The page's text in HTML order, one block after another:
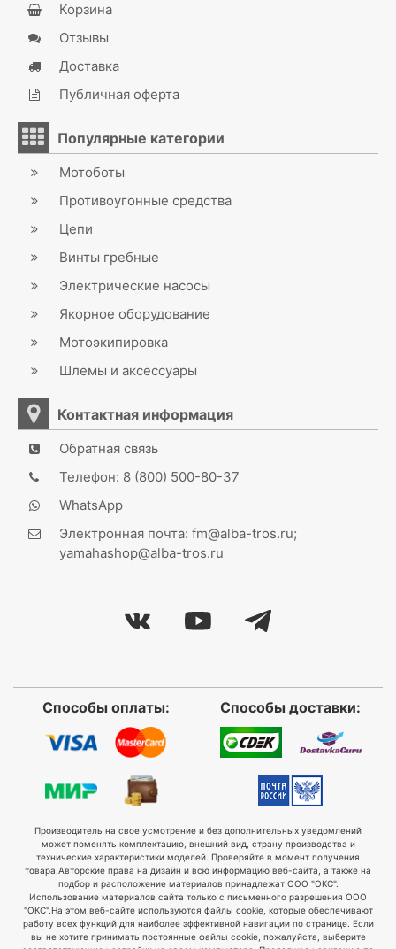
Корзина
Отзывы
Доставка
Публичная оферта
Популярные категории
Мотоботы
Противоугонные средства
Цепи
Винты гребные
Электрические насосы
Якорное оборудование
Мотоэкипировка
Шлемы и аксессуары
Контактная информация
Обратная связь
Телефон: 8 (800) 500-80-37
WhatsApp
Электронная почта: fm@alba-tros.ru;
yamahashop@alba-tros.ru
Способы оплаты: Способы доставки:
Производитель на свое усмотрение и без дополнительных уведомлений
может поменять комплектацию, внешний вид, страну производства и
технические характеристики моделей. Проверяйте в момент получения
товара. Авторские права на дизайн и всю информацию веб-сайта, а также на
подбор и расположение материалов принадлежат ООО "ОКС".
Использование материалов сайта только с письменного разрешения ООО
"ОКС". На этом веб-сайте используются файлы cookie, которые обеспечивают
работу всех функций для наиболее эффективной навигации по странице. Если
вы не хотите принимать постоянные файлы cookie, пожалуйста, выберите